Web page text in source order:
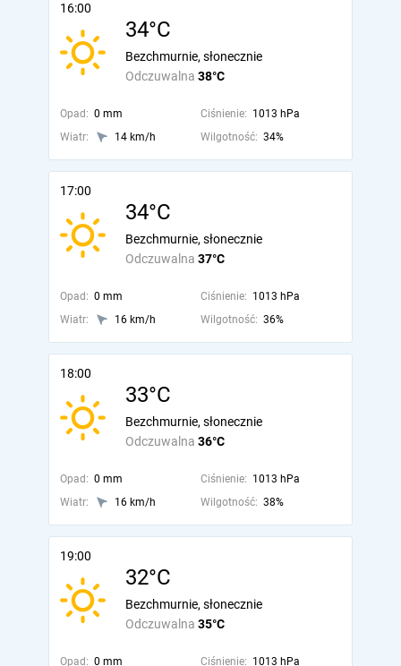
16:00
34°C
Odczuwalna 38°C
Bezchmurnie, słonecznie
Opad: 0 mm Ciśnienie: 1013 hPa
Wiatr:
14 km/h Wilgotność: 34%
17:00
34°C
Odczuwalna 37°C
Bezchmurnie, słonecznie
Opad: 0 mm Ciśnienie: 1013 hPa
Wiatr:
16 km/h Wilgotność: 36%
18:00
33°C
Odczuwalna 36°C
Bezchmurnie, słonecznie
Opad: 0 mm Ciśnienie: 1013 hPa
Wiatr:
16 km/h Wilgotność: 38%
19:00
32°C
Odczuwalna 35°C
Bezchmurnie, słonecznie
Opad: 0 mm Ciśnienie: 1013 hPa